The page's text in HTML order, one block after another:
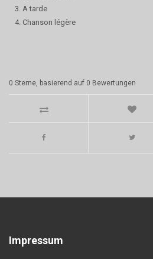
3. A tarde
4. Chanson légère
0 Sterne, basierend auf 0 Bewertungen
Impressum